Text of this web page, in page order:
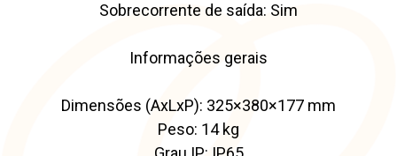
Sobrecorrente de saída: Sim
Informações gerais
Dimensões (AxLxP): 325×380×177 mm
Peso: 14 kg